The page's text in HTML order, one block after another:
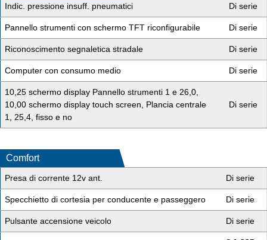
Indic. pressione insuff. pneumatici Di serie
Pannello strumenti con schermo TFT riconfigurabile Di serie
Riconoscimento segnaletica stradale Di serie
Computer con consumo medio Di serie
10,25 schermo display Pannello strumenti 1 e 26,0,
10,00 schermo display touch screen, Plancia centrale
1, 25,4, fisso e no
Di serie
Comfort
Presa di corrente 12v ant. Di serie
Specchietto di cortesia per conducente e passeggero Di serie
Pulsante accensione veicolo Di serie